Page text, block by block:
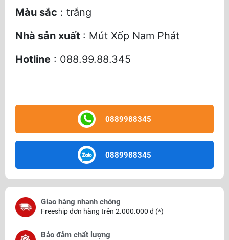
Màu sắc : trắng
Nhà sản xuất : Mút Xốp Nam Phát
Hotline : 088.99.88.345
0889988345
0889988345
Giao hàng nhanh chóng
Freeship đơn hàng trên 2.000.000 đ (*)
Bảo đảm chất lượng